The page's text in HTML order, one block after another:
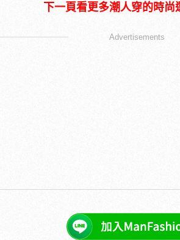
下一頁看更多潮人穿的時尚
Advertisements